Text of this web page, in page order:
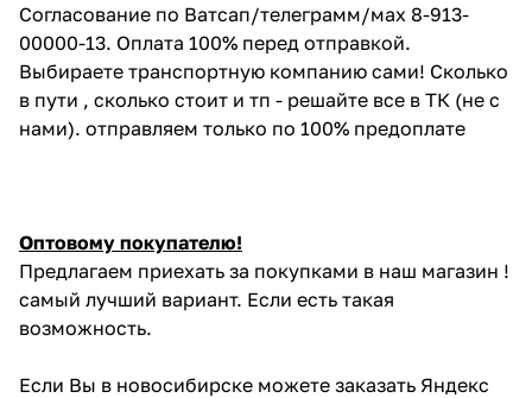
Согласование по Ватсап/телеграмм/мах 8-913-
00000-13. Оплата 100% перед отправкой.
Выбираете транспортную компанию сами! Сколько
в пути , сколько стоит и тп - решайте все в ТК (не с
нами). отправляем только по 100% предоплате
Оптовому покупателю!
Предлагаем приехать за покупками в наш магазин !
самый лучший вариант. Если есть такая
возможность.
Если Вы в новосибирске можете заказать Яндекс